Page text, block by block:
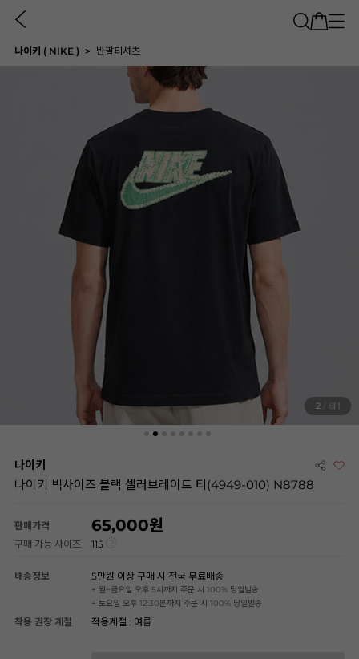
나이키 ( NIKE ) 반팔티셔츠
2 / 8
나이키
나이키 빅사이즈 블랙 셀러브레이트 티(4949-010) N8788
판매가격 65,000
구매 가능 사이즈 115
배송정보 5만원 이상 구매 시 전국 무료배송
+ 월~금요일 오후 5시까지 주문 시 100% 당일발송
+ 토요일 오후 12:30분까지 주문 시 100% 당일발송
착용 권장 계절 적용계절 : 여름